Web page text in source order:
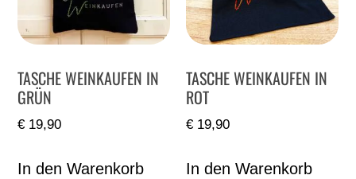
TASCHE WEINKAUFEN IN
GRÜN
€ 19,90
In den Warenkorb
TASCHE WEINKAUFEN IN
ROT
€ 19,90
In den Warenkorb